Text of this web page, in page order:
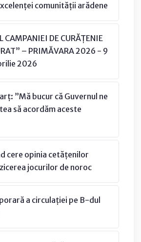
comunității arădene
CAMPANIEI DE CURĂȚENIE
– PRIMĂVARA 2026 - 9
2026
”Mă bucur că Guvernul ne
să acordăm aceste
cere opinia cetățenilor
jocurilor de noroc
a circulației pe B-dul